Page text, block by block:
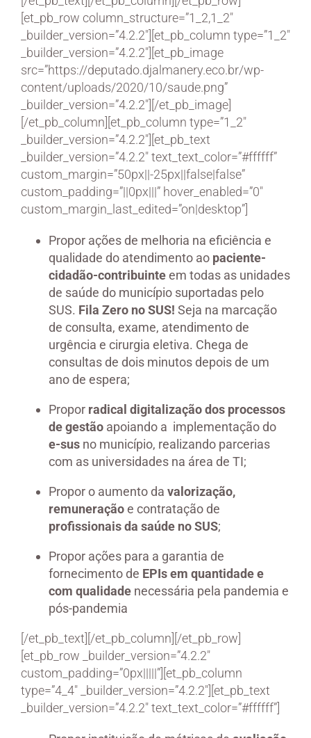
[et_pb_row column_structure=”1_2,1_2″
_builder_version=”4.2.2″][et_pb_column type=”1_2″
_builder_version=”4.2.2″][et_pb_image
src=”https://deputado.djalmanery.eco.br/wp-
content/uploads/2020/10/saude.png”
_builder_version=”4.2.2″][/et_pb_image]
[/et_pb_column][et_pb_column type=”1_2″
_builder_version=”4.2.2″][et_pb_text
_builder_version=”4.2.2″ text_text_color=”#ffffff”
custom_margin=”50px||-25px||false|false”
custom_padding=”||0px|||” hover_enabled=”0″
custom_margin_last_edited=”on|desktop”]
Propor ações de melhoria na eficiência e
qualidade do atendimento ao paciente-
cidadão-contribuinteem todas as unidades
de saúde do município suportadas pelo
SUS. Fila Zero no SUS! Seja na marcação
de consulta, exame, atendimento de
urgência e cirurgia eletiva. Chega de
consultas de dois minutos depois de um
ano de espera;
Propor radical digitalização dos processos
de gestão apoiando a implementação do
e-sus no município, realizando parcerias
com as universidades na área de TI;
Propor o aumento da valorização,
remuneraçãoe contratação de
profissionais da saúde no SUS;
Propor ações para a garantia de
fornecimento de EPIs em quantidade e
com qualidade necessária pela pandemia e
pós-pandemia
[/et_pb_text][/et_pb_column][/et_pb_row]
[et_pb_row _builder_version=”4.2.2″
custom_padding=”0px|||||”][et_pb_column
type=”4_4″ _builder_version=”4.2.2″][et_pb_text
_builder_version=”4.2.2″ text_text_color=”#ffffff”]